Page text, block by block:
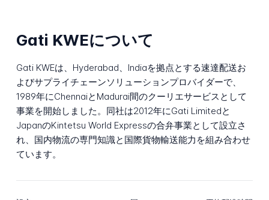
Gati KWEについて
Gati KWEは、Hyderabad、Indiaを拠点とする速達配送お
よびサプライチェーンソリューションプロバイダーで、
1989年にChennaiとMadurai間のクーリエサービスとして
事業を開始しました。同社は2012年にGati Limitedと
JapanのKintetsu World Expressの合弁事業として設立さ
れ、国内物流の専門知識と国際貨物輸送能力を組み合わせ
ています。